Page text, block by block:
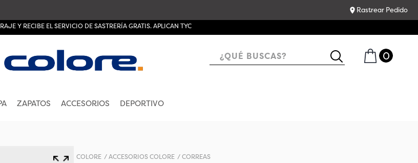
Rastrear Pedido
TYC
¿QUÉ BUSCAS?
ZAPATOS ACCESORIOS DEPORTIVO
COLORE ACCESORIOS COLORE CORREAS